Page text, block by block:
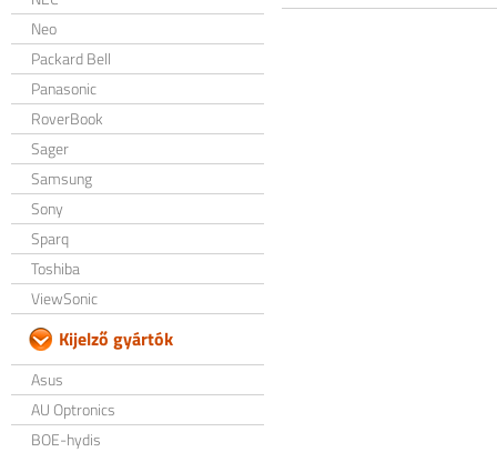
Neo
Packard Bell
Panasonic
RoverBook
Sager
Samsung
Sony
Sparq
Toshiba
ViewSonic
Kijelző gyártók
Asus
AU Optronics
BOE-hydis